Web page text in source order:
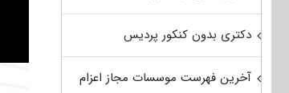
دکتری بدون کنکور پردیس
آخرین فهرست موسسات مجاز اعزام